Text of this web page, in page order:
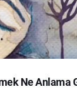
Ne Anlama